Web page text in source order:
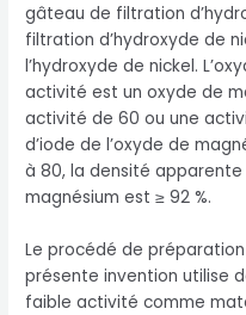
gâteau de filtration
filtration d’hydroxyde de
l’hydroxyde de nickel.
activité est un oxyde de
activité de 60 ou une
d’iode de l’oxyde de
à 80, la densité apparente
magnésium est ≥ 92 %.
Le procédé de
présente invention utilise
faible activité comme